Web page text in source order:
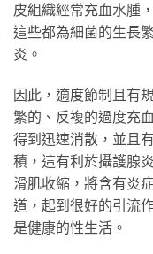
皮組織經常充血水腫
這些都為細菌的生長
炎。
因此，適度節制且有
繁的、反複的過度充
得到迅速消散，並且
積，這有利於攝護腺
滑肌收縮，將含有炎
道，起到很好的引流
是健康的性生活。